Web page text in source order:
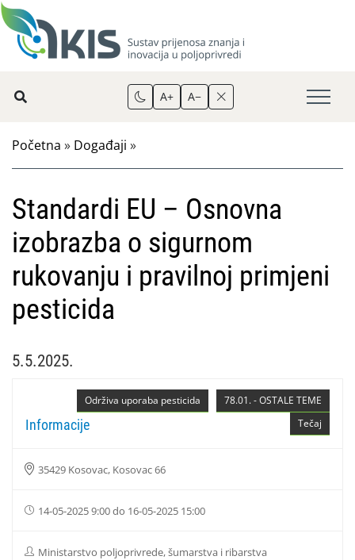
A+ A−
Početna » Događaji »
Standardi EU – Osnovna
izobrazba o sigurnom
rukovanju i pravilnoj primjeni
pesticida
5.5.2025.
78.01. - OSTALE TEME
Održiva uporaba pesticida
Tečaj
Informacije
35429 Kosovac, Kosovac 66
14-05-2025 9:00 do 16-05-2025 15:00
Ministarstvo poljoprivrede, šumarstva i ribarstva